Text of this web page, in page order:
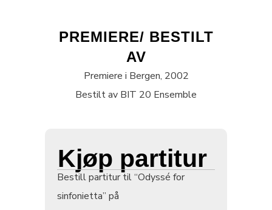
PREMIERE/ BESTILT
AV
Premiere i Bergen, 2002
Bestilt av BIT 20 Ensemble
Kjøp partitur
Bestill partitur til “Odyssé for
sinfonietta” på